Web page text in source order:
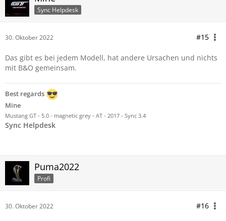
Sync Helpdesk
30. Oktober 2022 #15
Das gibt es bei jedem Modell, hat andere Ursachen und nichts
mit B&O gemeinsam.
Best regards
Mine
Mustang GT - 5.0 - magnetic grey - AT - 2017 - Sync 3.4
Sync Helpdesk
Puma2022
Profi
30. Oktober 2022 #16